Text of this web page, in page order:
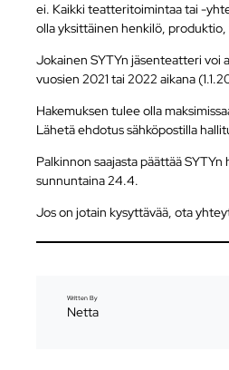
ei. Kaikki teatteritoimintaa tai -
olla yksittäinen henkilö,
Jokainen SYTYn jäsenteatteri voi
vuosien 2021 tai 2022 aikana
Hakemuksen tulee olla
Lähetä ehdotus sähköpostilla
Palkinnon saajasta päättää
sunnuntaina 24.4.
Jos on jotain kysyttävää, ota
Written By
Netta